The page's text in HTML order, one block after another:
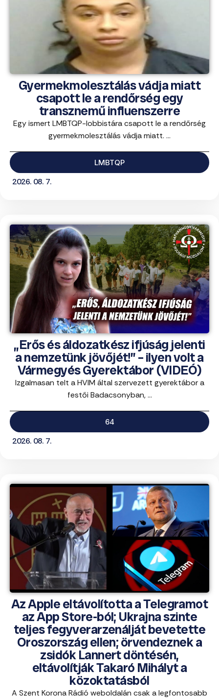
Gyermekmolesztálás vádja miatt
csapott le a rendőrség egy
transznemű influenszerre
Egy ismert LMBTQP-lobbistára csapott le a rendőrség
gyermekmolesztálás vádja miatt. ...
LMBTQP
2026. 08. 7.
„Erős és áldozatkész ifjúság jelenti
a nemzetünk jövőjét!” – ilyen volt a
Vármegyés Gyerektábor (VIDEÓ)
Izgalmasan telt a HVIM által szervezett gyerektábor a
festői Badacsonyban, ...
64
2026. 08. 7.
Az Apple eltávolította a Telegramot
az App Store-ból; Ukrajna szinte
teljes fegyverarzenálját bevetette
Oroszország ellen; örvendeznek a
zsidók Lannert döntésén,
eltávolítják Takaró Mihályt a
közoktatásból
A Szent Korona Rádió weboldalán csak a legfontosabb